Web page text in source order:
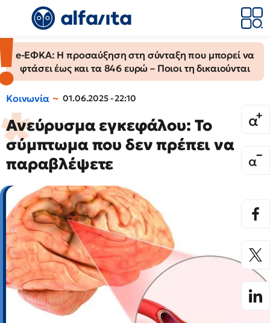
e-ΕΦΚΑ: Η προσαύξηση στη σύνταξη που μπορεί να
φτάσει έως και τα 846 ευρώ – Ποιοι τη δικαιούνται
Κοινωνία 01.06.2025 - 22:10
Ανεύρυσμα εγκεφάλου: Το
σύμπτωμα που δεν πρέπει να
παραβλέψετε